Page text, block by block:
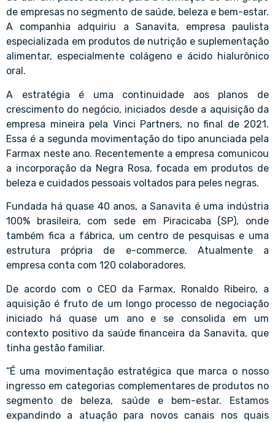
de empresas no segmento de saúde, beleza e bem-estar.
A companhia adquiriu a Sanavita, empresa paulista
especializada em produtos de nutrição e suplementação
alimentar, especialmente colágeno e ácido hialurônico
oral.
A estratégia é uma continuidade aos planos de
crescimento do negócio, iniciados desde a aquisição da
empresa mineira pela Vinci Partners, no final de 2021.
Essa é a segunda movimentação do tipo anunciada pela
Farmax neste ano. Recentemente a empresa comunicou
a incorporação da Negra Rosa, focada em produtos de
beleza e cuidados pessoais voltados para peles negras.
Fundada há quase 40 anos, a Sanavita é uma indústria
100% brasileira, com sede em Piracicaba (SP), onde
também fica a fábrica, um centro de pesquisas e uma
estrutura própria de e-commerce. Atualmente a
empresa conta com 120 colaboradores.
De acordo com o CEO da Farmax, Ronaldo Ribeiro, a
aquisição é fruto de um longo processo de negociação
iniciado há quase um ano e se consolida em um
contexto positivo da saúde financeira da Sanavita, que
tinha gestão familiar.
“É uma movimentação estratégica que marca o nosso
ingresso em categorias complementares de produtos no
segmento de beleza, saúde e bem-estar. Estamos
expandindo a atuação para novos canais nos quais